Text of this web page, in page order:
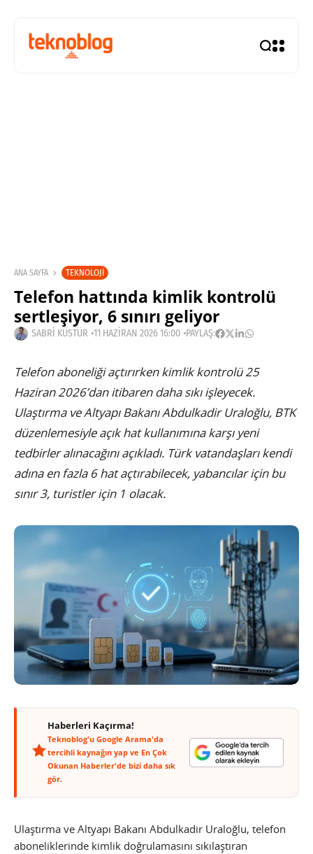
ANA SAYFA TEKNOLOJI
Telefon hattında kimlik kontrolü
sertleşiyor, 6 sınırı geliyor
SABRI KÜSTÜR 11 HAZIRAN 2026 16:00 PAYLAŞ:
Telefon aboneliği açtırırken kimlik kontrolü 25
Haziran 2026’dan itibaren daha sıkı işleyecek.
Ulaştırma ve Altyapı Bakanı Abdulkadir Uraloğlu, BTK
düzenlemesiyle açık hat kullanımına karşı yeni
tedbirler alınacağını açıkladı. Türk vatandaşları kendi
adına en fazla 6 hat açtırabilecek, yabancılar için bu
sınır 3, turistler için 1 olacak.
Haberleri Kaçırma!
Teknoblog'u Google Arama'da
tercihli kaynağın yap ve En Çok
Okunan Haberler'de bizi daha sık
gör.
Ulaştırma ve Altyapı Bakanı Abdulkadir Uraloğlu, telefon
aboneliklerinde kimlik doğrulamasını sıkılaştıran